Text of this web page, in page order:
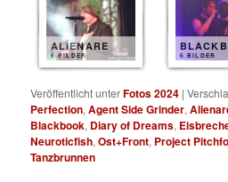
ALIENARE
6 BILDER 6 BILDER
Veröffentlicht unterFotos 2024 |
Perfection,Agent Side Grinder,
Blackbook, Diary of Dreams,
Neuroticfish,Ost+Front, Project
Tanzbrunnen